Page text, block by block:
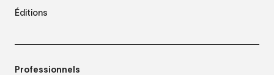
Éditions
Professionnels